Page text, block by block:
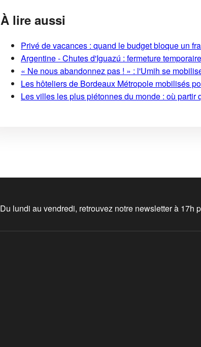
À lire aussi
Privé de vacances : quand le budget bloque un
Argentine - Chutes d'Iguazú : fermeture
« Ne nous abandonnez pas ! » : l'Umih se
Les hôteliers de Bordeaux Métropole mobilisés
Les villes les plus piétonnes du monde : où partir
Du lundi au vendredi, retrouvez notre newsletter à 17h